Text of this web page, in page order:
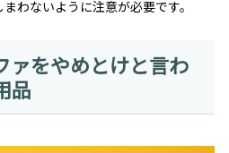
わないように注意が必要です。
ァをやめとけと言わ
品